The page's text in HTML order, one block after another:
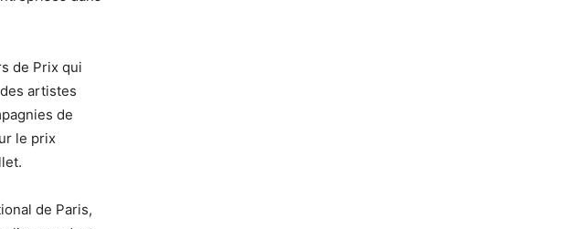
de Prix qui
artistes
de
le prix
de Paris,